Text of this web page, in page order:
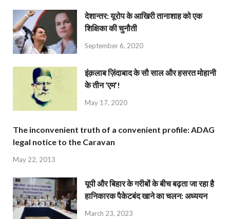
देशान्‍तर: यूरोप के आखिरी तानाशाह को एक
शिक्षिका की चुनौती
September 6, 2020
इंक़लाब ज़िंदाबाद के सौ साल और हसरत मोहानी
के तीन ‘एम’!
May 17, 2020
The inconvenient truth of a convenient profile: ADAG
legal notice to the Caravan
May 22, 2013
यूपी और बिहार के गरीबों के बीच बढ़ता जा रहा है
हानिकारक पैकेटबंद खाने का चलन: अध्ययन
March 23, 2023